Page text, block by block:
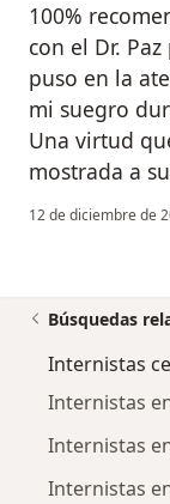
100%
con el Dr.
puso en la
mi suegro
Una virtud
mostrada a
12 de diciembre de
Búsquedas
Internistas
Internistas
Internistas
Internistas